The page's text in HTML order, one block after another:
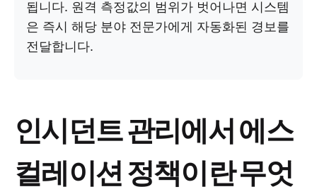
됩니다. 원격 측정값의 범위가 벗어나면 시스템
은 즉시 해당 분야 전문가에게 자동화된 경보를
전달합니다.
인시던트 관리에서 에스
컬레이션 정책이란 무엇